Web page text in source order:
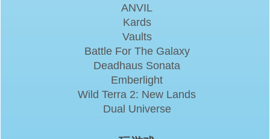
ANVIL
Kards
Vaults
Battle For The Galaxy
Deadhaus Sonata
Emberlight
Wild Terra 2: New Lands
Dual Universe